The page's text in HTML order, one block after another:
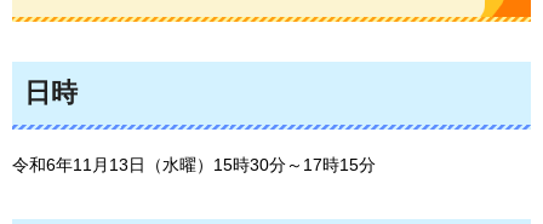
日時
令和6年11月13日（水曜）15時30分～17時15分